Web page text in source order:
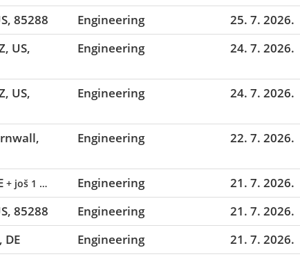
85288 Engineering
25. 7. 2026.
US,
Engineering 24. 7. 2026.
US,
Engineering 24. 7. 2026.
Engineering 22. 7. 2026.
+ još 1 … Engineering
21. 7. 2026.
85288 Engineering
21. 7. 2026.
DE Engineering
21. 7. 2026.